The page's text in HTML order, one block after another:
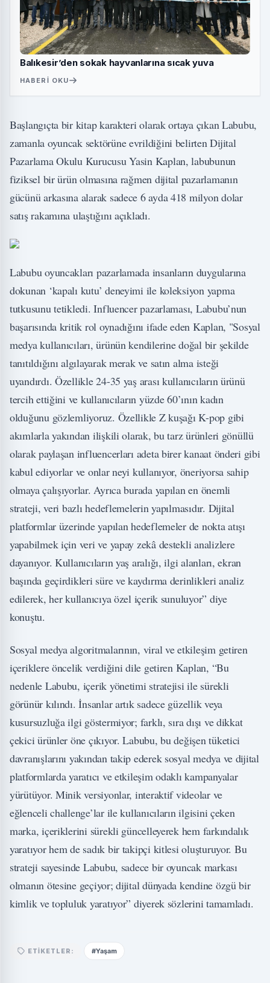
Balıkesir’den sokak hayvanlarına sıcak yuva
HABERI OKU
Başlangıçta bir kitap karakteri olarak ortaya çıkan Labubu,
zamanla oyuncak sektörüne evrildiğini belirten Dijital
Pazarlama Okulu Kurucusu Yasin Kaplan, labubunun
fiziksel bir ürün olmasına rağmen dijital pazarlamanın
gücünü arkasına alarak sadece 6 ayda 418 milyon dolar
satış rakamına ulaştığını açıkladı.
Labubu oyuncakları pazarlamada insanların duygularına
dokunan ‘kapalı kutu’ deneyimi ile koleksiyon yapma
tutkusunu tetikledi. Influencer pazarlaması, Labubu’nun
başarısında kritik rol oynadığını ifade eden Kaplan, "Sosyal
medya kullanıcıları, ürünün kendilerine doğal bir şekilde
tanıtıldığını algılayarak merak ve satın alma isteği
uyandırdı. Özellikle 24-35 yaş arası kullanıcıların ürünü
tercih ettiğini ve kullanıcıların yüzde 60’ının kadın
olduğunu gözlemliyoruz. Özellikle Z kuşağı K-pop gibi
akımlarla yakından ilişkili olarak, bu tarz ürünleri gönüllü
olarak paylaşan influencerları adeta birer kanaat önderi gibi
kabul ediyorlar ve onlar neyi kullanıyor, öneriyorsa sahip
olmaya çalışıyorlar. Ayrıca burada yapılan en önemli
strateji, veri bazlı hedeflemelerin yapılmasıdır. Dijital
platformlar üzerinde yapılan hedeflemeler de nokta atışı
yapabilmek için veri ve yapay zekâ destekli analizlere
dayanıyor. Kullanıcıların yaş aralığı, ilgi alanları, ekran
başında geçirdikleri süre ve kaydırma derinlikleri analiz
edilerek, her kullanıcıya özel içerik sunuluyor” diye
konuştu.
Sosyal medya algoritmalarının, viral ve etkileşim getiren
içeriklere öncelik verdiğini dile getiren Kaplan, “Bu
nedenle Labubu, içerik yönetimi stratejisi ile sürekli
görünür kılındı. İnsanlar artık sadece güzellik veya
kusursuzluğa ilgi göstermiyor; farklı, sıra dışı ve dikkat
çekici ürünler öne çıkıyor. Labubu, bu değişen tüketici
davranışlarını yakından takip ederek sosyal medya ve dijital
platformlarda yaratıcı ve etkileşim odaklı kampanyalar
yürütüyor. Minik versiyonlar, interaktif videolar ve
eğlenceli challenge’lar ile kullanıcıların ilgisini çeken
marka, içeriklerini sürekli güncelleyerek hem farkındalık
yaratıyor hem de sadık bir takipçi kitlesi oluşturuyor. Bu
strateji sayesinde Labubu, sadece bir oyuncak markası
olmanın ötesine geçiyor; dijital dünyada kendine özgü bir
kimlik ve topluluk yaratıyor” diyerek sözlerini tamamladı.
ETIKETLER: #Yaşam